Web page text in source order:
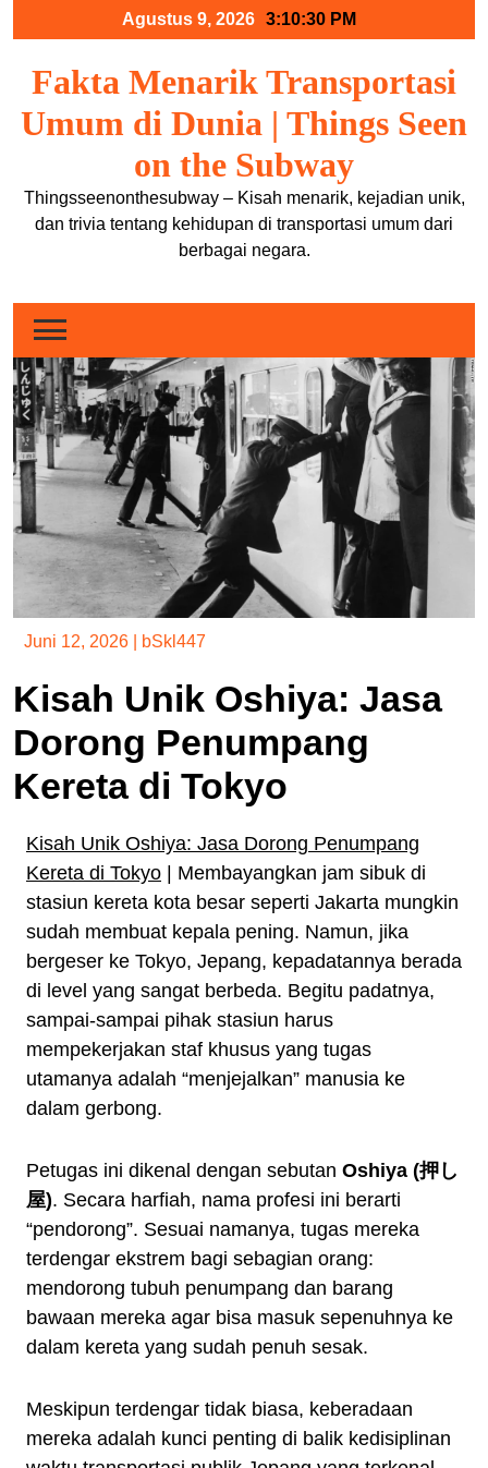
Agustus 9, 2026 3:10:31 PM
Fakta Menarik Transportasi
Umum di Dunia | Things Seen
on the Subway
Thingsseenonthesubway – Kisah menarik, kejadian unik,
dan trivia tentang kehidupan di transportasi umum dari
berbagai negara.
Juni 12, 2026 bSkl447
Kisah Unik Oshiya: Jasa
Dorong Penumpang
Kereta di Tokyo
Kisah Unik Oshiya: Jasa Dorong Penumpang
Kereta di Tokyo | Membayangkan jam sibuk di
stasiun kereta kota besar seperti Jakarta mungkin
sudah membuat kepala pening. Namun, jika
bergeser ke Tokyo, Jepang, kepadatannya berada
di level yang sangat berbeda. Begitu padatnya,
sampai-sampai pihak stasiun harus
mempekerjakan staf khusus yang tugas
utamanya adalah “menjejalkan” manusia ke
dalam gerbong.
Petugas ini dikenal dengan sebutan Oshiya (押し
屋). Secara harfiah, nama profesi ini berarti
“pendorong”. Sesuai namanya, tugas mereka
terdengar ekstrem bagi sebagian orang:
mendorong tubuh penumpang dan barang
bawaan mereka agar bisa masuk sepenuhnya ke
dalam kereta yang sudah penuh sesak.
Meskipun terdengar tidak biasa, keberadaan
mereka adalah kunci penting di balik kedisiplinan